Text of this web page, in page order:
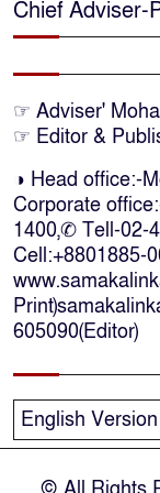
Chief Adviser-
☞ Adviser'
☞ Editor &
◑ Head office:-
Corporate
1400,✆ Tell-02-
Cell:+8801885-
605090(Editor)
English Version